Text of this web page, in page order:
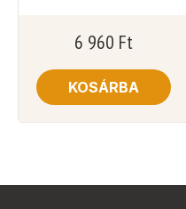
6 960 Ft
KOSÁRBA